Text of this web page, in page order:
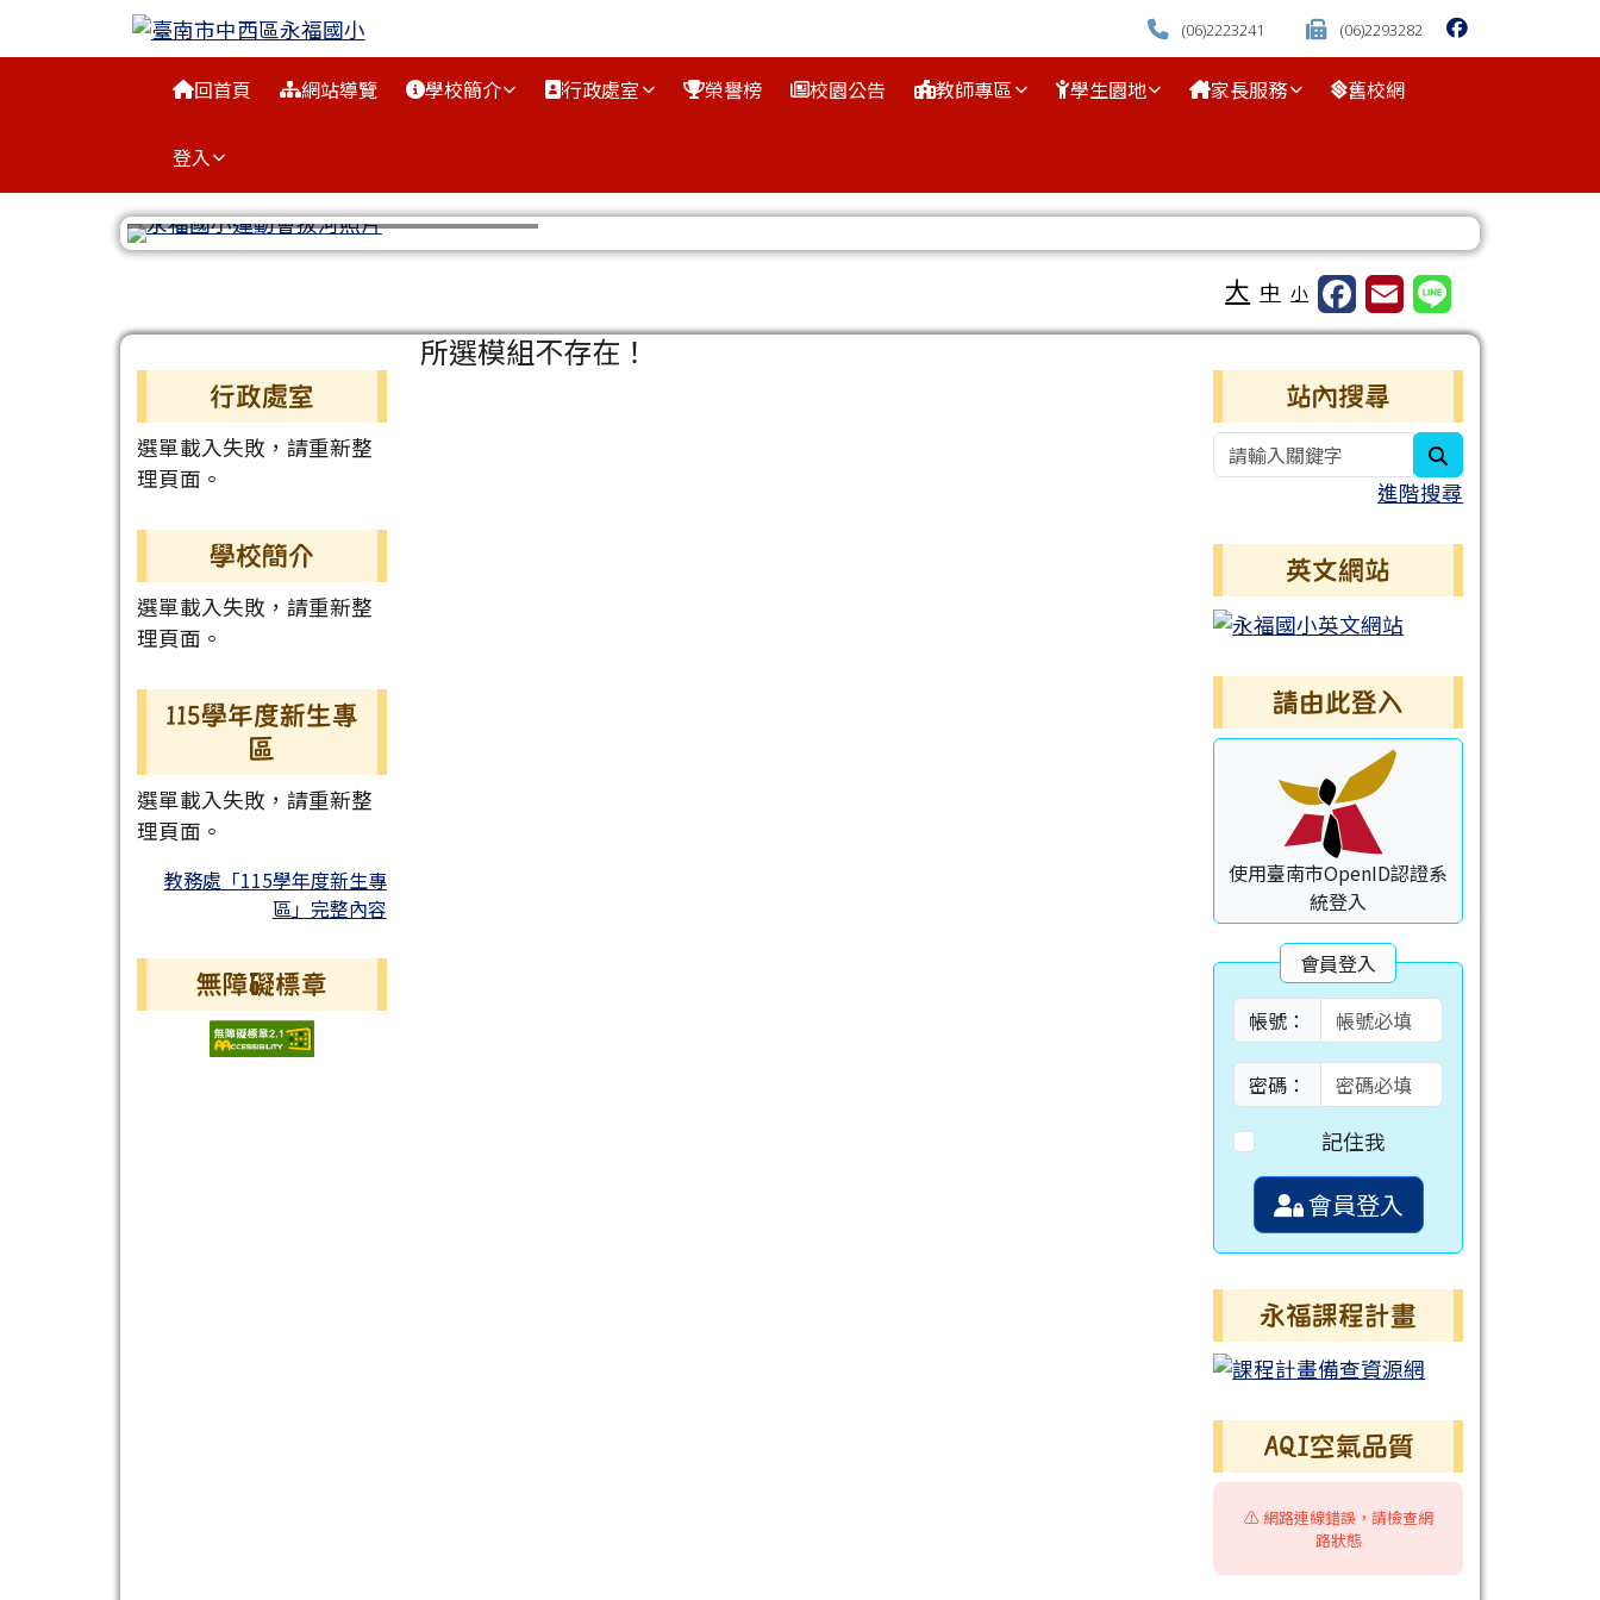
臺南市中西區永福國小 (06)2223241 (06)2293282
回首頁 網站導覽 學校簡介 行政處室 榮譽榜 校園公告 教師專區 學生園地 家長服務 舊校網
登入
大 中 小
左邊區域內容
行政處室
選單載入失敗，請重新整
理頁面。
學校簡介
選單載入失敗，請重新整
理頁面。
115學年度新生專
區
選單載入失敗，請重新整
理頁面。
教務處「115學年度新生專
區」完整內容
無障礙標章
主內容區域
所選模組不存在！
右邊區域內容
站內搜尋
進階搜尋
英文網站
請由此登入
使用臺南市OpenID認證系
統登入
會員登入
帳號：
密碼：
記住我
會員登入
永福課程計畫
AQI空氣品質
⚠️ 網路連線錯誤，請檢查網
路狀態
頁尾區域